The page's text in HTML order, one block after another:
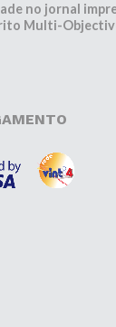
no jornal
Multi-